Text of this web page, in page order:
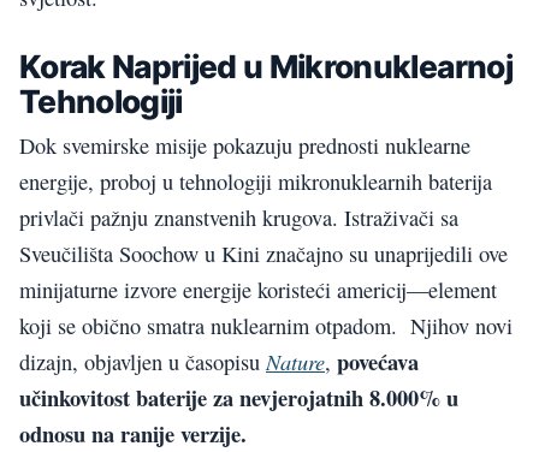
Korak Naprijed u Mikronuklearnoj
Tehnologiji
Dok svemirske misije pokazuju prednosti nuklearne
energije, proboj u tehnologiji mikronuklearnih baterija
privlači pažnju znanstvenih krugova. Istraživači sa
Sveučilišta Soochow u Kini značajno su unaprijedili ove
minijaturne izvore energije koristeći americij—element
koji se obično smatra nuklearnim otpadom. Njihov novi
dizajn, objavljen u časopisuNature, povećava
učinkovitost baterije za nevjerojatnih 8.000% u
odnosu na ranije verzije.